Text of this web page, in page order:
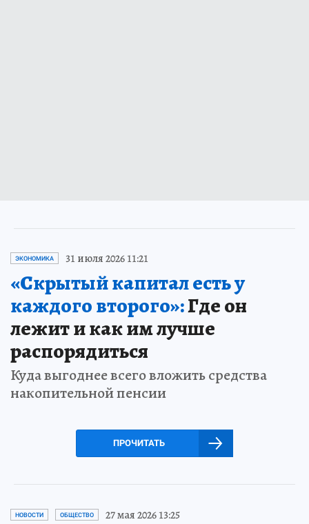
ЭКОНОМИКА 31 июля 2026 11:21
«Скрытый капитал есть у
каждого второго»:Где он
лежит и как им лучше
распорядиться
Куда выгоднее всего вложить средства
накопительной пенсии
ПРОЧИТАТЬ
НОВОСТИ ОБЩЕСТВО 27 мая 2026 13:25